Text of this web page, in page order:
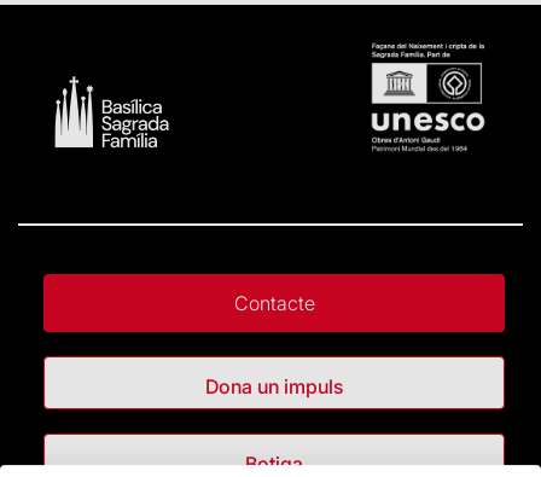
Contacte
Dona un impuls
Botiga